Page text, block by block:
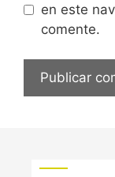
en este
comente.